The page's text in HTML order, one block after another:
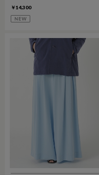
￥14,300